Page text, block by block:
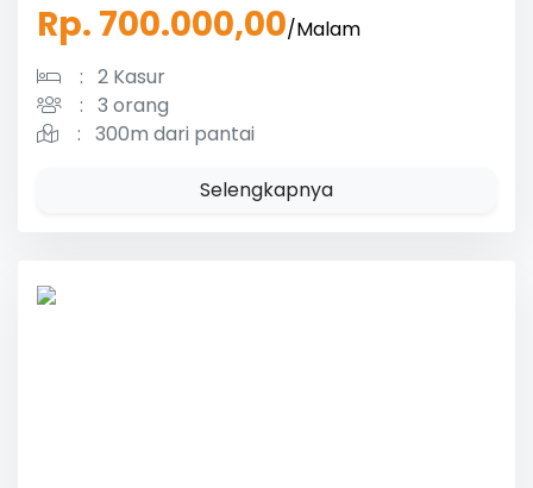
Rp. 700.000,00/Malam
: 2 Kasur
: 3 orang
: 300m dari pantai
Selengkapnya